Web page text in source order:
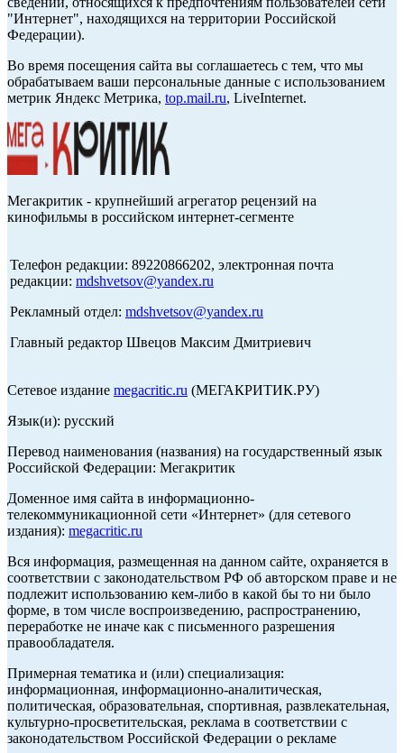
"Интернет", находящихся на территории Российской
Федерации).
Во время посещения сайта вы соглашаетесь с тем, что мы
обрабатываем ваши персональные данные с использованием
метрик Яндекс Метрика, top.mail.ru, LiveInternet.
Мегакритик - крупнейший агрегатор рецензий на
кинофильмы в российском интернет-сегменте
Телефон редакции: 89220866202, электронная почта
редакции: mdshvetsov@yandex.ru
Рекламный отдел: mdshvetsov@yandex.ru
Главный редактор Швецов Максим Дмитриевич
Сетевое издание megacritic.ru (МЕГАКРИТИК.РУ)
Язык(и): русский
Перевод наименования (названия) на государственный язык
Российской Федерации: Мегакритик
Доменное имя сайта в информационно-
телекоммуникационной сети «Интернет» (для сетевого
издания): megacritic.ru
Вся информация, размещенная на данном сайте, охраняется в
соответствии с законодательством РФ об авторском праве и не
подлежит использованию кем-либо в какой бы то ни было
форме, в том числе воспроизведению, распространению,
переработке не иначе как с письменного разрешения
правообладателя.
Примерная тематика и (или) специализация:
информационная, информационно-аналитическая,
политическая, образовательная, спортивная, развлекательная,
культурно-просветительская, реклама в соответствии с
законодательством Российской Федерации о рекламе